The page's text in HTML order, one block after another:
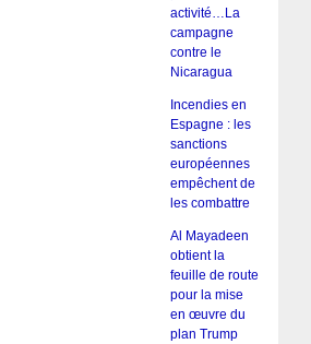
activité…La
campagne
contre le
Nicaragua
Incendies en
Espagne : les
sanctions
européennes
empêchent de
les combattre
Al Mayadeen
obtient la
feuille de route
pour la mise
en œuvre du
plan Trump